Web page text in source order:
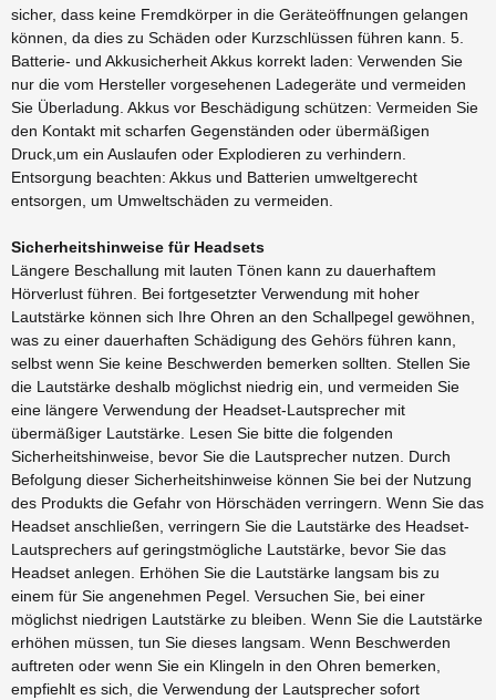
sicher, dass keine Fremdkörper in die Geräteöffnungen gelangen
können, da dies zu Schäden oder Kurzschlüssen führen kann. 5.
Batterie- und Akkusicherheit Akkus korrekt laden: Verwenden Sie
nur die vom Hersteller vorgesehenen Ladegeräte und vermeiden
Sie Überladung. Akkus vor Beschädigung schützen: Vermeiden Sie
den Kontakt mit scharfen Gegenständen oder übermäßigen
Druck,um ein Auslaufen oder Explodieren zu verhindern.
Entsorgung beachten: Akkus und Batterien umweltgerecht
entsorgen, um Umweltschäden zu vermeiden.
Sicherheitshinweise für Headsets
Längere Beschallung mit lauten Tönen kann zu dauerhaftem
Hörverlust führen. Bei fortgesetzter Verwendung mit hoher
Lautstärke können sich Ihre Ohren an den Schallpegel gewöhnen,
was zu einer dauerhaften Schädigung des Gehörs führen kann,
selbst wenn Sie keine Beschwerden bemerken sollten. Stellen Sie
die Lautstärke deshalb möglichst niedrig ein, und vermeiden Sie
eine längere Verwendung der Headset-Lautsprecher mit
übermäßiger Lautstärke. Lesen Sie bitte die folgenden
Sicherheitshinweise, bevor Sie die Lautsprecher nutzen. Durch
Befolgung dieser Sicherheitshinweise können Sie bei der Nutzung
des Produkts die Gefahr von Hörschäden verringern. Wenn Sie das
Headset anschließen, verringern Sie die Lautstärke des Headset-
Lautsprechers auf geringstmögliche Lautstärke, bevor Sie das
Headset anlegen. Erhöhen Sie die Lautstärke langsam bis zu
einem für Sie angenehmen Pegel. Versuchen Sie, bei einer
möglichst niedrigen Lautstärke zu bleiben. Wenn Sie die Lautstärke
erhöhen müssen, tun Sie dieses langsam. Wenn Beschwerden
auftreten oder wenn Sie ein Klingeln in den Ohren bemerken,
empfiehlt es sich, die Verwendung der Lautsprecher sofort